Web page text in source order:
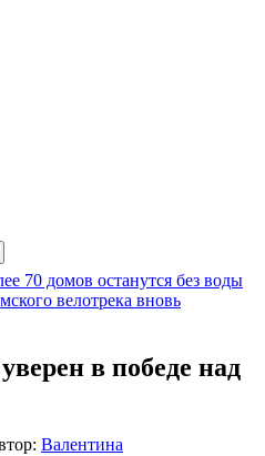
70 домов останутся без воды
велотрека вновь
в победе над
Валентина